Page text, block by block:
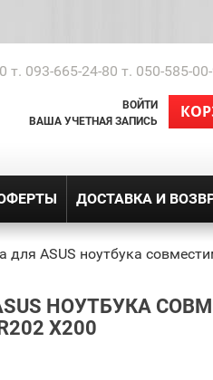
т. 093-665-24-80 т. 050-585-
shopping_cart
ВОЙТИ
ВАША УЧЕТНАЯ ЗАПИСЬ
ДОСТАВКА И
для ASUS ноутбука
НОУТБУКА
X200